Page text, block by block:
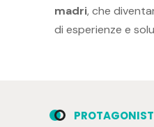
madri, che
di esperienze e
PROTAGONIST